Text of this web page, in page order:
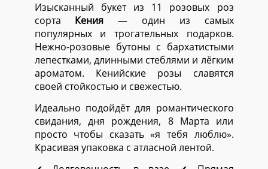
Изысканный букет из 11 розовых роз
сорта Кения — один из самых
популярных и трогательных подарков.
Нежно-розовые бутоны с бархатистыми
лепестками, длинными стеблями и лёгким
ароматом. Кенийские розы славятся
своей стойкостью и свежестью.
Идеально подойдёт для романтического
свидания, дня рождения, 8 Марта или
просто чтобы сказать «я тебя люблю».
Красивая упаковка с атласной лентой.